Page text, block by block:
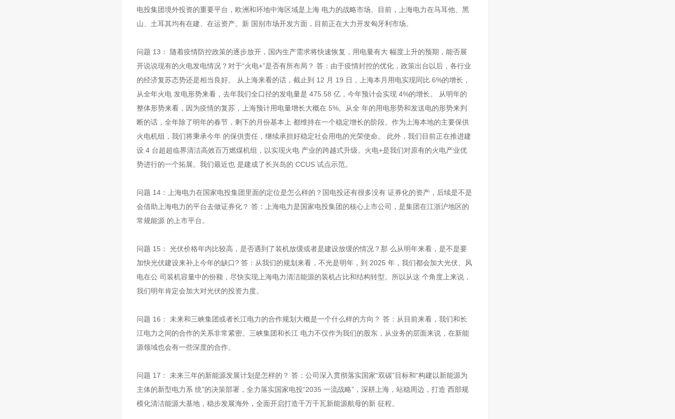
电投集团境外投资的重要平台，欧洲和环地中海区域是上海 电力的战略市场。目前，上海电力在马耳他、黑
山、土耳其均有在建、在运资产。新 国别市场开发方面，目前正在大力开发匈牙利市场。
问题 13： 随着疫情防控政策的逐步放开，国内生产需求将快速恢复，用电量有大 幅度上升的预期，能否展
开说说现有的火电发电情况？对于“火电+”是否有所布局？ 答：由于疫情封控的优化，政策出台以后，各行业
的经济复苏态势还是相当良好。 从上海来看的话，截止到 12 月 19 日，上海本月用电实现同比 6%的增长，
从全年火电 发电形势来看，去年我们全口径的发电量是 475.58 亿，今年预计会实现 4%的增长。 从明年的
整体形势来看，因为疫情的复苏，上海预计用电量增长大概在 5%。从全 年的用电形势和发送电的形势来判
断的话，全年除了明年的春节，剩下的月份基本上 都维持在一个稳定增长的阶段。作为上海本地的主要保供
火电机组，我们将秉承今年 的保供责任，继续承担好稳定社会用电的光荣使命。 此外，我们目前正在推进建
设 4 台超超临界清洁高效百万燃煤机组，以实现火电 产业的跨越式升级。火电+是我们对原有的火电产业优
势进行的一个拓展。我们最近也 是建成了长兴岛的 CCUS 试点示范。
问题 14：上海电力在国家电投集团里面的定位是怎么样的？国电投还有很多没有 证券化的资产，后续是不是
会借助上海电力的平台去做证券化？ 答：上海电力是国家电投集团的核心上市公司，是集团在江浙沪地区的
常规能源 的上市平台。
问题 15： 光伏价格年内比较高，是否遇到了装机放缓或者是建设放缓的情况？那 么从明年来看，是不是要
加快光伏建设来补上今年的缺口? 答：从我们的规划来看，不光是明年，到 2025 年，我们都会加大光伏、风
电在公 司装机容量中的份额，尽快实现上海电力清洁能源的装机占比和结构转型。所以从这 个角度上来说，
我们明年肯定会加大对光伏的投资力度。
问题 16： 未来和三峡集团或者长江电力的合作规划大概是一个什么样的方向？ 答：从目前来看，我们和长
江电力之间的合作的关系非常紧密。三峡集团和长江 电力不仅作为我们的股东，从业务的层面来说，在新能
源领域也会有一些深度的合作。
问题 17： 未来三年的新能源发展计划是怎样的？ 答：公司深入贯彻落实国家“双碳”目标和“构建以新能源为
主体的新型电力系 统”的决策部署，全力落实国家电投“2035 一流战略”，深耕上海，站稳周边，打造 西部规
模化清洁能源大基地，稳步发展海外，全面开启打造千万千瓦新能源航母的新 征程。